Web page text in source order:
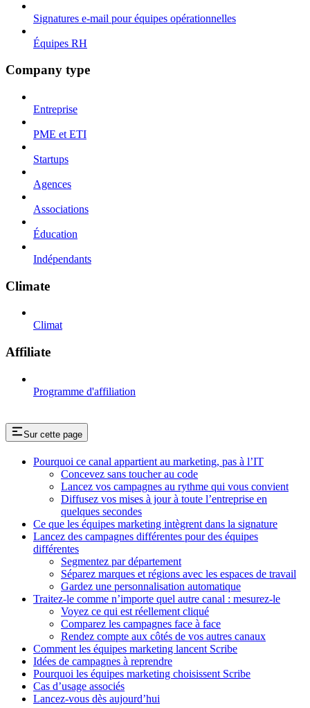
Signatures e-mail pour équipes opérationnelles
Équipes RH
Company type
Entreprise
PME et ETI
Startups
Agences
Associations
Éducation
Indépendants
Climate
Climat
Affiliate
Programme d'affiliation
Sur cette page
Pourquoi ce canal appartient au marketing, pas à l’IT
Concevez sans toucher au code
Lancez vos campagnes au rythme qui vous convient
Diffusez vos mises à jour à toute l’entreprise en
quelques secondes
Ce que les équipes marketing intègrent dans la signature
Lancez des campagnes différentes pour des équipes
différentes
Segmentez par département
Séparez marques et régions avec les espaces de travail
Gardez une personnalisation automatique
Traitez-le comme n’importe quel autre canal : mesurez-le
Voyez ce qui est réellement cliqué
Comparez les campagnes face à face
Rendez compte aux côtés de vos autres canaux
Comment les équipes marketing lancent Scribe
Idées de campagnes à reprendre
Pourquoi les équipes marketing choisissent Scribe
Cas d’usage associés
Lancez-vous dès aujourd’hui